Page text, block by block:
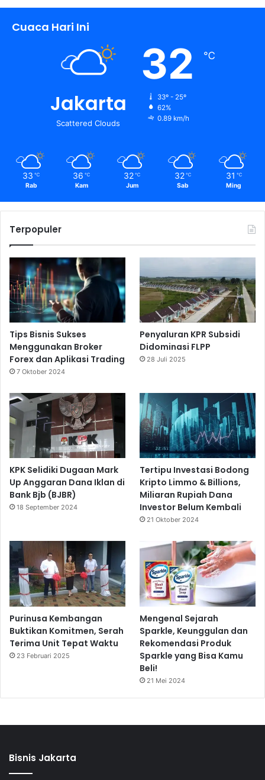
Cuaca Hari Ini
Jakarta
Scattered Clouds
32 ℃
33º - 25º
62%
0.89 km/h
33 ℃
Rab
36 ℃
Kam
32 ℃
Jum
32 ℃
Sab
31 ℃
Ming
Terpopuler
Tips Bisnis Sukses
Menggunakan Broker
Forex dan Aplikasi Trading
7 Oktober 2024
Penyaluran KPR Subsidi
Didominasi FLPP
28 Juli 2025
KPK Selidiki Dugaan Mark
Up Anggaran Dana Iklan di
Bank Bjb (BJBR)
18 September 2024
Tertipu Investasi Bodong
Kripto Limmo & Billions,
Miliaran Rupiah Dana
Investor Belum Kembali
21 Oktober 2024
Purinusa Kembangan
Buktikan Komitmen, Serah
Terima Unit Tepat Waktu
23 Februari 2025
Mengenal Sejarah
Sparkle, Keunggulan dan
Rekomendasi Produk
Sparkle yang Bisa Kamu
Beli!
21 Mei 2024
Bisnis Jakarta